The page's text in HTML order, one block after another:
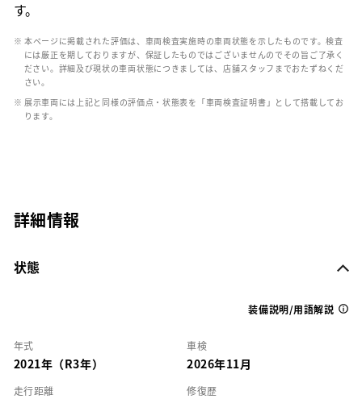
す。
※ 本ページに掲載された評価は、車両検査実施時の車両状態を示したものです。検査
には厳正を期しておりますが、保証したものではございませんのでその旨ご了承く
ださい。詳細及び現状の車両状態につきましては、店舗スタッフまでおたずねくだ
さい。
※ 展示車両には上記と同様の評価点・状態表を「車両検査証明書」として搭載してお
ります。
詳細情報
状態
装備説明/用語解説
年式
2021年（R3年）
車検
2026年11月
走行距離 修復歴